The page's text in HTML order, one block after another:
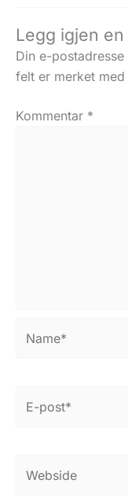
Legg igjen
Din e-
felt er merket med
Kommentar *
post*